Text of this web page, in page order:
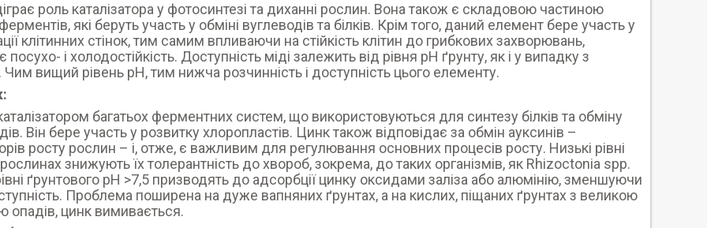
роль каталізатора у фотосинтезі та диханні рослин. Вона також є складовою частиною
які беруть участь у обміні вуглеводів та білків. Крім того, даний елемент бере участь у
клітинних стінок, тим самим впливаючи на стійкість клітин до грибкових захворювань,
посухо- і холодостійкість. Доступність міді залежить від рівня рН ґрунту, як і у випадку з
Чим вищий рівень рН, тим нижча розчинність і доступність цього елементу.
багатьох ферментних систем, що використовуються для синтезу білків та обміну
Він бере участь у розвитку хлоропластів. Цинк також відповідає за обмін ауксинів –
росту рослин – і, отже, є важливим для регулювання основних процесів росту. Низькі рівні
знижують їх толерантність до хвороб, зокрема, до таких організмів, як Rhizoctonia spp.
ґрунтового pH >7,5 призводять до адсорбції цинку оксидами заліза або алюмінію, зменшуючи
Проблема поширена на дуже вапняних ґрунтах, а на кислих, піщаних ґрунтах з великою
опадів, цинк вимивається.